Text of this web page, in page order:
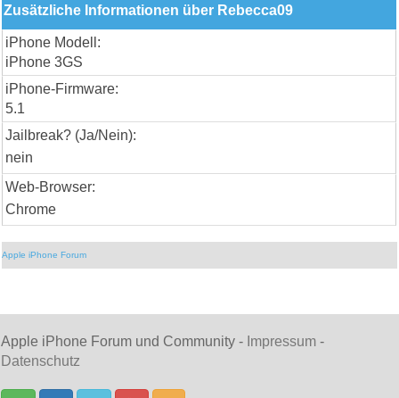
Zusätzliche Informationen über Rebecca09
iPhone Modell:
iPhone 3GS
iPhone-Firmware:
5.1
Jailbreak? (Ja/Nein):
nein
Web-Browser:
Chrome
Apple iPhone Forum
Apple iPhone Forum und Community - Impressum -
Datenschutz